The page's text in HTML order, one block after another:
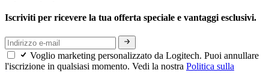
Iscriviti per ricevere la tua offerta speciale e vantaggi esclusivi.
Voglio marketing personalizzato da Logitech. Puoi annullare
l'iscrizione in qualsiasi momento. Vedi la nostra Politica sulla